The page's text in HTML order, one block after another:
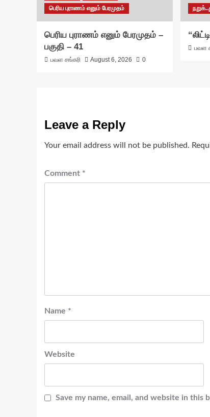
பெரிய புராணம் எனும் பேரமுதம்
பெரிய புராணம் எனும் பேரமுதம் –
பகுதி – 41
பவள சங்கரி August 6, 2026 0
பவள
Leave a Reply
Your email address will not be published.
Comment *
Name *
Website
Save my name, email, and website in